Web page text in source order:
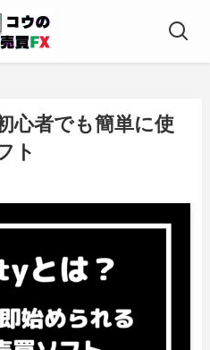
心者でも簡単に使
ト